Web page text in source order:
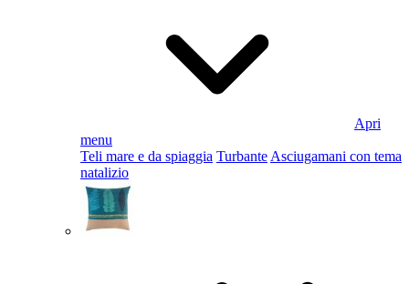
Apri
menu
Teli mare e da spiaggia Turbante Asciugamani con tema
natalizio